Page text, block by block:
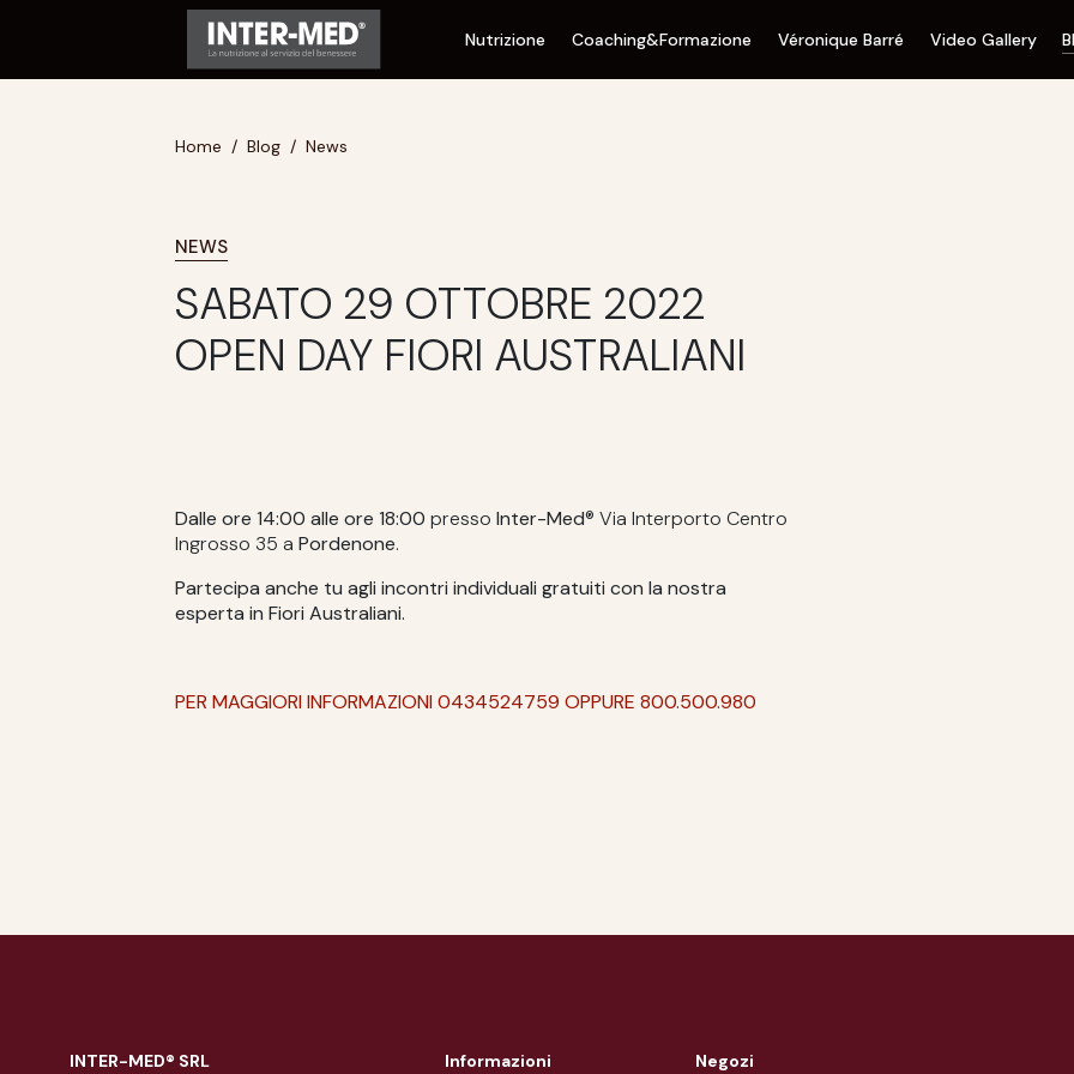
Nutrizione Coaching&Formazione Véronique Barré Video Gallery
Home Blog News
NEWS
SABATO 29 OTTOBRE 2022
OPEN DAY FIORI AUSTRALIANI
Dalle ore 14:00 alle ore 18:00 presso Inter-Med® Via Interporto Centro
Ingrosso 35 aPordenone.
Partecipa anche tu agli incontri individuali gratuiti con la nostra
esperta in Fiori Australiani.
PER MAGGIORI INFORMAZIONI 0434524759 OPPURE 800.500.980
INTER-MED® SRL Informazioni Negozi